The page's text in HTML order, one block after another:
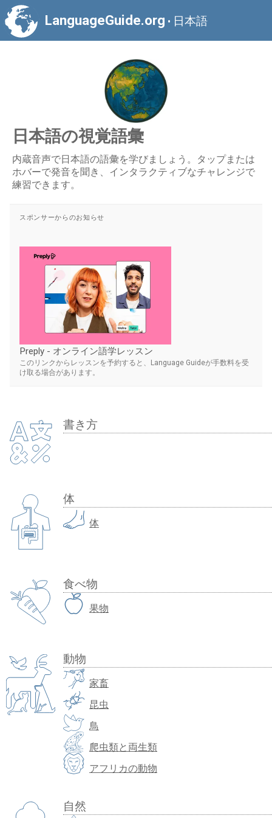
LanguageGuide.org • 日本語
日本語の視覚語彙
内蔵音声で日本語の語彙を学びましょう。タップまたは
ホバーで発音を聞き、インタラクティブなチャレンジで
練習できます。
書き方
体
体
食べ物
果物
動物
家畜
昆虫
鳥
爬虫類と両生類
アフリカの動物
自然
スポンサーからのお知らせ
Preply - オンライン語学レッスン
このリンクからレッスンを予約すると、Language Guideが手数料を受
け取る場合があります。